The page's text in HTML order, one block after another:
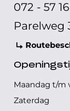
072 - 57
Parelweg
Maandag t/m
Zaterdag